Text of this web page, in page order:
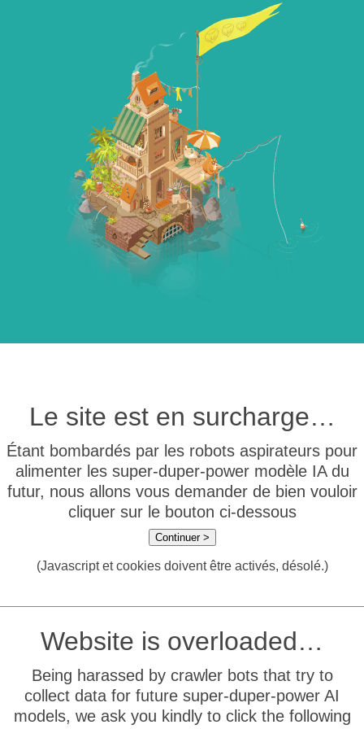
Le site est en surcharge…
Étant bombardés par les robots aspirateurs pour
alimenter les super-duper-power modèle IA du
futur, nous allons vous demander de bien vouloir
cliquer sur le bouton ci-dessous
Continuer >
(Javascript et cookies doivent être activés, désolé.)
Website is overloaded…
Being harassed by crawler bots that try to
collect data for future super-duper-power AI
models, we ask you kindly to click the following